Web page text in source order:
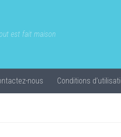
est fait maison
nous Conditions